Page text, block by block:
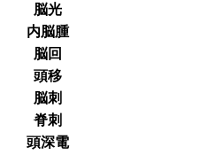
脳光
内脳腫
脳回
頭移
脳刺
脊刺
頭深電